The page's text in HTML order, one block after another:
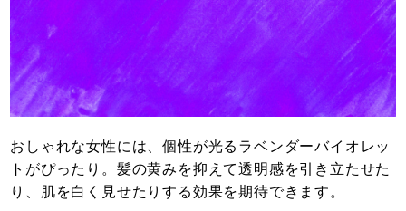
おしゃれな女性には、個性が光るラベンダーバイオレッ
トがぴったり。髪の黄みを抑えて透明感を引き立たせた
り、肌を白く見せたりする効果を期待できます。